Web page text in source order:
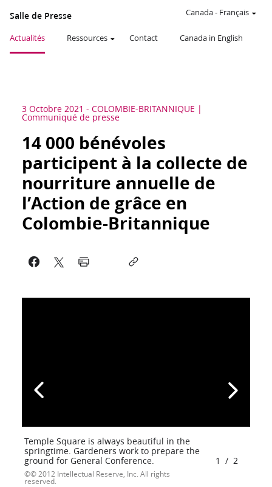
Salle de Presse
Actualités Ressources Contact Canada in English
Canada- Français
3 Octobre 2021 - COLOMBIE-BRITANNIQUE
Communiqué de presse
14 000 bénévoles
participent à la collecte de
nourriture annuelle de
l’Action de grâce en
Colombie-Britannique
Temple Square is always beautiful in the
springtime. Gardeners work to prepare the
ground for General Conference.
© 2012 Intellectual Reserve, Inc. All rights
reserved.
1 / 2